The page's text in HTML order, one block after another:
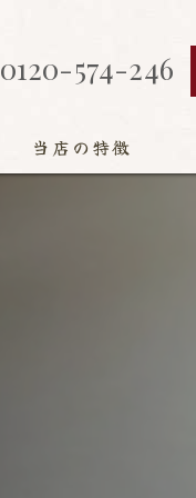
0120-574-246
当店の特徴